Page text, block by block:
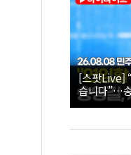
[스팟Live] “정청래 후보 그동안 고생 많이 했
습니다”…송영
더불어민주